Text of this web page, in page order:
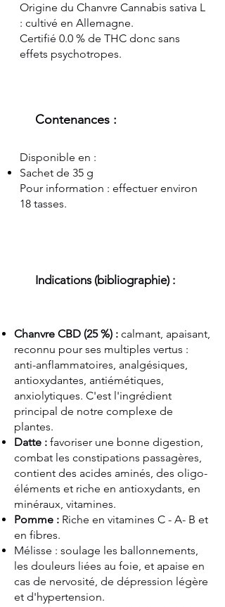
Origine du Chanvre Cannabis sativa L
: cultivé en Allemagne.
Certifié 0.0 % de THC donc sans
effets psychotropes.
Contenances :
Disponible en :
Sachet de 35 g
Pour information : effectuer environ
18 tasses.
Indications (bibliographie) :
Chanvre CBD (25 %) : calmant, apaisant,
reconnu pour ses multiples vertus :
anti-anflammatoires, analgésiques,
antioxydantes, antiémétiques,
anxiolytiques. C'est l'ingrédient
principal de notre complexe de
plantes.
Datte : favoriser une bonne digestion,
combat les constipations passagères,
contient des acides aminés, des oligo-
éléments et riche en antioxydants, en
minéraux, vitamines.
Pomme : Riche en vitamines C - A- B et
en fibres.
Mélisse : soulage les ballonnements,
les douleurs liées au foie, et apaise en
cas de nervosité, de dépression légère
et d'hypertension.